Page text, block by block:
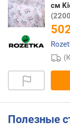
см
Полезные